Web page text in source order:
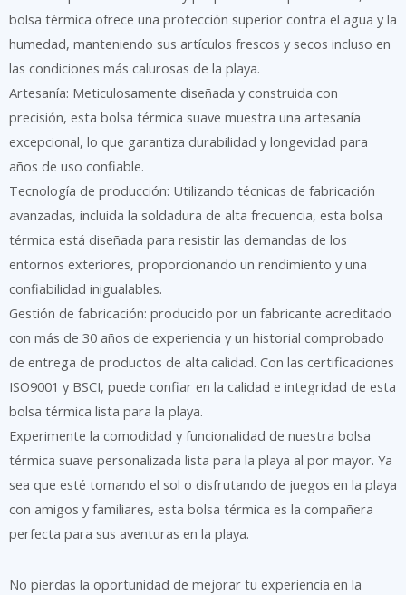
bolsa térmica ofrece una protección superior contra el agua y la
humedad, manteniendo sus artículos frescos y secos incluso en
las condiciones más calurosas de la playa.
Artesanía: Meticulosamente diseñada y construida con
precisión, esta bolsa térmica suave muestra una artesanía
excepcional, lo que garantiza durabilidad y longevidad para
años de uso confiable.
Tecnología de producción: Utilizando técnicas de fabricación
avanzadas, incluida la soldadura de alta frecuencia, esta bolsa
térmica está diseñada para resistir las demandas de los
entornos exteriores, proporcionando un rendimiento y una
confiabilidad inigualables.
Gestión de fabricación: producido por un fabricante acreditado
con más de 30 años de experiencia y un historial comprobado
de entrega de productos de alta calidad. Con las certificaciones
ISO9001 y BSCI, puede confiar en la calidad e integridad de esta
bolsa térmica lista para la playa.
Experimente la comodidad y funcionalidad de nuestra bolsa
térmica suave personalizada lista para la playa al por mayor. Ya
sea que esté tomando el sol o disfrutando de juegos en la playa
con amigos y familiares, esta bolsa térmica es la compañera
perfecta para sus aventuras en la playa.
No pierdas la oportunidad de mejorar tu experiencia en la